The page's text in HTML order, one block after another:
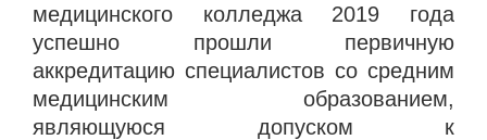
медицинского колледжа 2019 года
успешно прошли первичную
аккредитацию специалистов со средним
медицинским образованием,
являющуюся допуском к